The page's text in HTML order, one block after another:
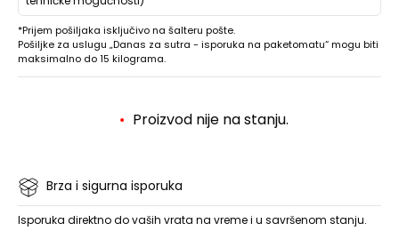
*Prijem pošiljaka isključivo na šalteru pošte.
Pošiljke za uslugu „Danas za sutra - isporuka na paketomatu“ mogu biti
maksimalno do 15 kilograma.
Proizvod nije na stanju.
Brza i sigurna isporuka
Isporuka direktno do vaših vrata na vreme i u savršenom stanju.